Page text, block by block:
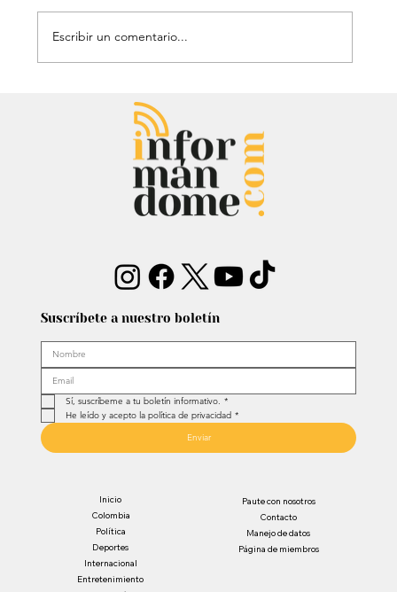
Mauricio Lizcano apuesta por la
ciencia: Anuncia a investigador del
Atlántico como fórmula
vicepresidencial
Escribir un comentario...
Suscríbete a nuestro boletín
Sí, suscríbeme a tu boletín informativo. *
He leído y acepto la política de privacidad *
Enviar
Inicio
Colombia
Política
Deportes
Internacional
Entretenimiento
Paute con nosotros
Contacto
Manejo de datos
Página de miembros